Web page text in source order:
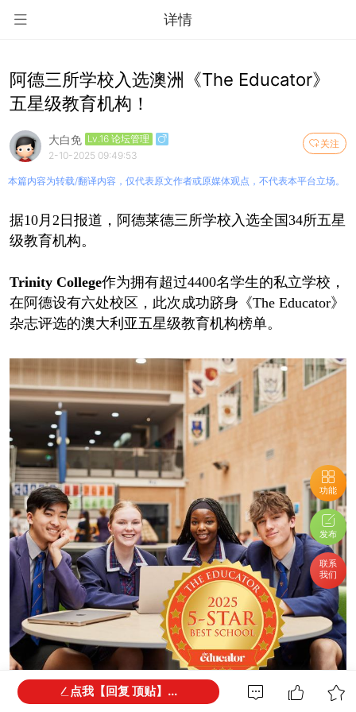
详情
功能
发布
联系
我们
阿德三所学校入选澳洲《The Educator》
五星级教育机构！
关注
大白免 Lv.16 论坛管理
2-10-2025 09:49:53
本篇内容为转载/翻译内容，仅代表原文作者或原媒体观点，不代表本平台立场。
据10月2日报道，阿德莱德三所学校入选全国34所五星
级教育机构。
Trinity College作为拥有超过4400名学生的私立学校，
在阿德设有六处校区，此次成功跻身《The Educator》
杂志评选的澳大利亚五星级教育机构榜单。
点我【回复 顶贴】...